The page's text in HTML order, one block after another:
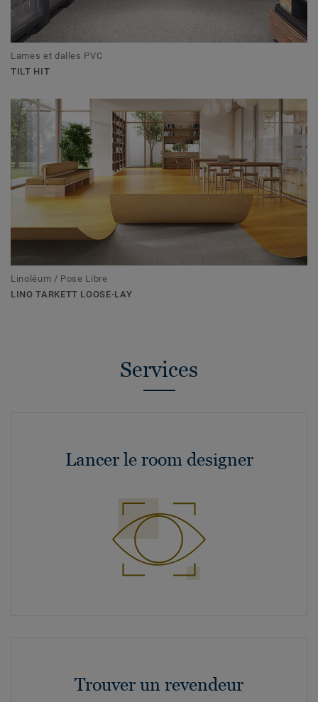
Lames et dalles PVC
TILT HIT
Linoléum / Pose Libre
LINO TARKETT LOOSE-LAY
Services
Lancer le room designer
Trouver un revendeur